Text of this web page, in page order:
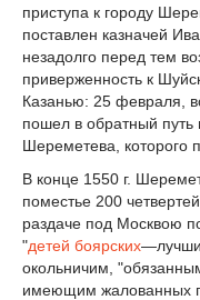
приступа к городу
поставлен казначей
незадолго перед тем
приверженность к
Казанью: 25 февраля,
пошел в обратный путь
Шереметева, которого
В конце 1550 г.
поместье 200
раздаче под Москвою
"детей боярских
окольничим,
имеющим жалованных